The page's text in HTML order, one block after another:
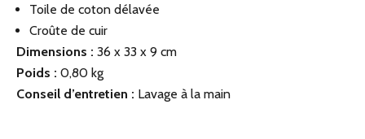
Toile de coton délavée
Croûte de cuir
Dimensions : 36 x 33 x 9 cm
Poids : 0,80 kg
Conseil d’entretien : Lavage à la main